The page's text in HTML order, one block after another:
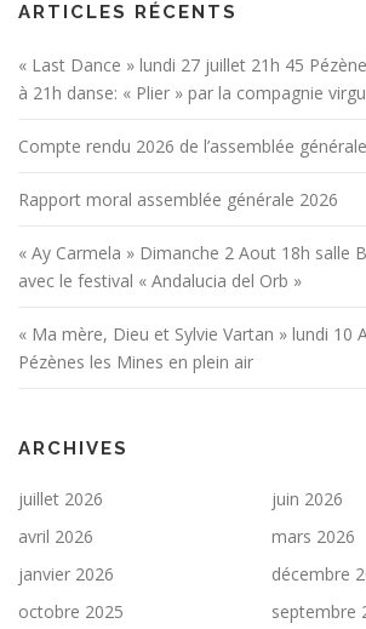
ARTICLES RÉCENTS
« Last Dance » lundi 27 juillet 21h 45
à 21h danse: « Plier » par la compagnie
Compte rendu 2026 de l’assemblée
Rapport moral assemblée générale 2026
« Ay Carmela » Dimanche 2 Aout 18h salle
avec le festival « Andalucia del Orb »
« Ma mère, Dieu et Sylvie Vartan » lundi 10
Pézènes les Mines en plein air
ARCHIVES
juillet 2026
juin 2026
avril 2026
mars 2026
janvier 2026
décembre
octobre 2025
septembre